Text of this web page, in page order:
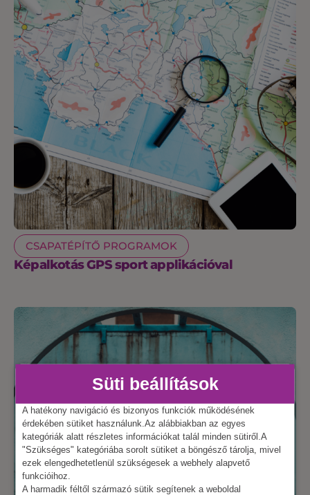
CSAPATÉPÍTŐ PROGRAMOK
Képalkotás GPS sport applikációval
Süti beállítások
A hatékony navigáció és bizonyos funkciók működésének
érdekében sütiket használunk.Az alábbiakban az egyes
kategóriák alatt részletes információkat talál minden sütiről.A
"Szükséges" kategóriába sorolt sütiket a böngésző tárolja, mivel
ezek elengedhetetlenül szükségesek a webhely alapvető
funkcióihoz.
A harmadik féltől származó sütik segítenek a weboldal